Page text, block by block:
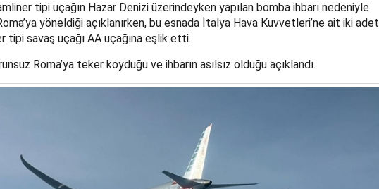
tipi uçağın Hazar Denizi üzerindeyken yapılan bomba ihbarı nedeniyle
yöneldiği açıklanırken, bu esnada İtalya Hava Kuvvetleri’ne ait iki adet
tipi savaş uçağı AA uçağına eşlik etti.
Roma’ya teker koyduğu ve ihbarın asılsız olduğu açıklandı.